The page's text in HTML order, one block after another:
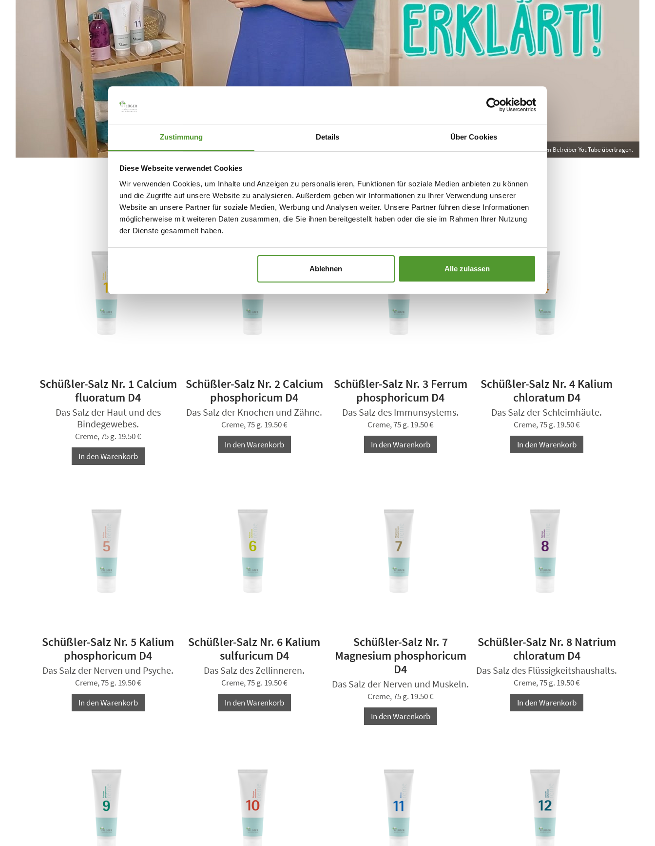
Zustimmung Details Über Cookies
Diese Webseite verwendet Cookies
Wir verwenden Cookies, um Inhalte und Anzeigen zu personalisieren, Funktionen für soziale Medien anbieten zu können
und die Zugriffe auf unsere Website zu analysieren. Außerdem geben wir Informationen zu Ihrer Verwendung unserer
Website an unsere Partner für soziale Medien, Werbung und Analysen weiter. Unsere Partner führen diese Informationen
möglicherweise mit weiteren Daten zusammen, die Sie ihnen bereitgestellt haben oder die sie im Rahmen Ihrer Nutzung
der Dienste gesammelt haben.
Ablehnen Alle zulassen
Versandkostenfrei in meiner Apotheke abholen
Schüßler-Salz Nr. 1 Calcium
fluoratum D4
Das Salz der Haut und des
Bindegewebes.
Creme, 75 g. 19.50 €
In den Warenkorb
Schüßler-Salz Nr. 2 Calcium
phosphoricum D4
Das Salz der Knochen und Zähne.
Creme, 75 g. 19.50 €
In den Warenkorb
Schüßler-Salz Nr. 3 Ferrum
phosphoricum D4
Das Salz des Immunsystems.
Creme, 75 g. 19.50 €
In den Warenkorb
Schüßler-Salz Nr. 4 Kalium
chloratum D4
Das Salz der Schleimhäute.
Creme, 75 g. 19.50 €
In den Warenkorb
Schüßler-Salz Nr. 5 Kalium
phosphoricum D4
Das Salz der Nerven und Psyche.
Creme, 75 g. 19.50 €
In den Warenkorb
Schüßler-Salz Nr. 6 Kalium
sulfuricum D4
Das Salz des Zellinneren.
Creme, 75 g. 19.50 €
In den Warenkorb
Schüßler-Salz Nr. 7
Magnesium phosphoricum
D4
Das Salz der Nerven und Muskeln.
Creme, 75 g. 19.50 €
In den Warenkorb
Schüßler-Salz Nr. 8 Natrium
chloratum D4
Das Salz des Flüssigkeitshaushalts.
Creme, 75 g. 19.50 €
In den Warenkorb